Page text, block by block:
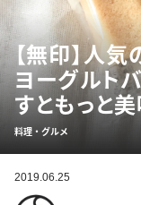
【無印】人
ヨーグルト
すともっと美
料理・グルメ
2019.06.25